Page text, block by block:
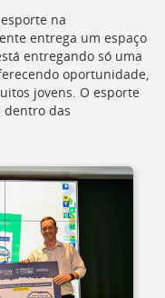
na
entrega um espaço
entregando só uma
oportunidade,
jovens. O esporte
dentro das